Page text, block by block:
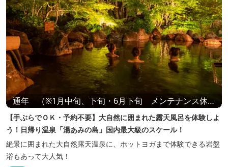
通年 （※1月中旬、下旬・6月下旬 メンテナンス休業
あり）
【手ぶらでＯＫ・予約不要】大自然に囲まれた露天風呂を体験しよ
う！日帰り温泉「湯あみの島」国内最大級のスケール！
絶景に囲まれた大自然露天温泉に、ホットヨガまで体験できる岩盤
浴もあって大人気！